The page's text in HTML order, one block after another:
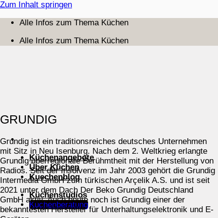
Zum Inhalt springen
Alle Infos zum Thema Küchen
Alle Infos zum Thema Küchen
Küchenangebote
Über Küchen
Kuechenblog
Küchenstudios
Küchenberatung
GRUNDIG
Grundig ist ein traditionsreiches deutsches Unternehmen
mit Sitz in Neu Isenburg. Nach dem 2. Weltkrieg erlangte
Grundig überregionale Berühmtheit mit der Herstellung von
Radios. Seit der Insolvenz im Jahr 2003 gehört die Grundig
Intermedia GmbH zum türkischen Arçelik A.S. und ist seit
2021 unter dem Dach Der Beko Grundig Deutschland
GmbH aktiv. Auch heute noch ist Grundig einer der
bekanntesten Hersteller für Unterhaltungselektronik und E-